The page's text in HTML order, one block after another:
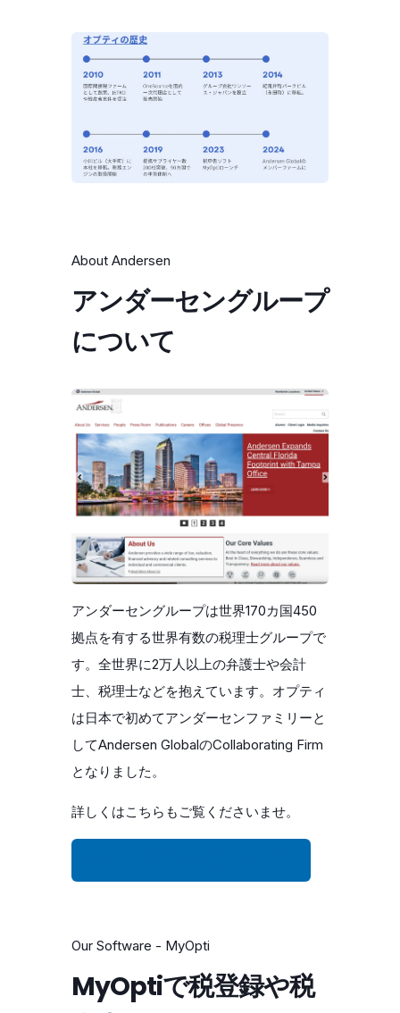
About Andersen
アンダーセングループ
について
アンダーセングループは世界170カ国450
拠点を有する世界有数の税理士グループで
す。全世界に2万人以上の弁護士や会計
士、税理士などを抱えています。オプティ
は日本で初めてアンダーセンファミリーと
してAndersen GlobalのCollaborating Firm
となりました。
詳しくはこちらもご覧くださいませ。
Our Software - MyOpti
MyOptiで税登録や税